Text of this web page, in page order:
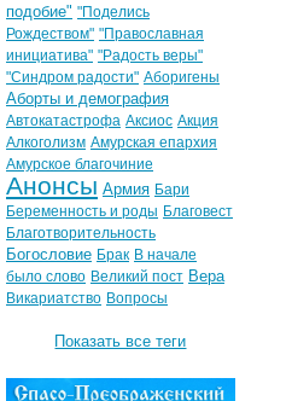
подобие" "Поделись
Рождеством" "Православная
инициатива" "Радость веры"
"Синдром радости" Аборигены
Аборты и демография
Автокатастрофа Аксиос Акция
Алкоголизм Амурская епархия
Амурское благочиние
Анонсы Армия Бари
Беременность и роды Благовест
Благотворительность
Богословие Брак В начале
было слово Великий пост Вера
Викариатство Вопросы
Показать все теги